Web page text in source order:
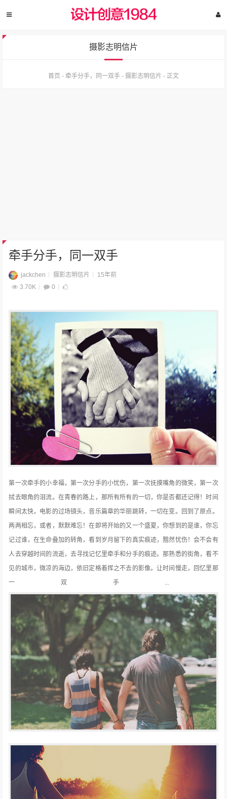
摄影志明信片
首页 - 牵手分手，同一双手 - 摄影志明信片 - 正文
牵手分手，同一双手
jackchen 摄影志明信片
15年前
3.70K
0
第一次牵手的小幸福，第一次分手的小忧伤，第一次抚摸嘴角的微笑，第一次
拭去眼角的泪流。在青春的路上，那所有所有的一切，你是否都还记得！时间
瞬间太快，电影的过场镜头，音乐篇章的华丽跳转，一切在变。回到了原点。
两两相忘，或者，默默难忘！在即将开始的又一个盛夏，你想到的是谁，你忘
记过谁，在生命叠加的转角，看到岁月留下的真实痕迹，黯然忧伤！会不会有
人去穿越时间的流逝，去寻找记忆里牵手和分手的痕迹。那熟悉的街角，看不
见的城市，微凉的海边，依旧定格着挥之不去的影像。让时间慢走，回忆里那
一双手...